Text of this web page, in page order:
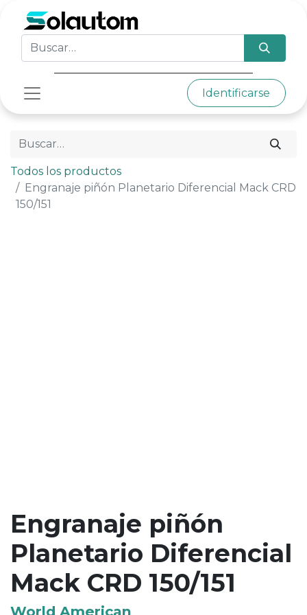
Identificarse
Todos los productos
Engranaje piñón Planetario Diferencial Mack CRD
150/151
Engranaje piñón
Planetario Diferencial
Mack CRD 150/151
World American